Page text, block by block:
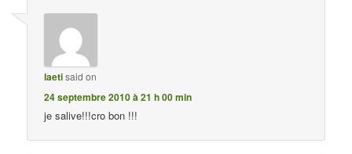
laetisaid on
24 septembre 2010 à 21 h 00 min
je salive!!!cro bon !!!